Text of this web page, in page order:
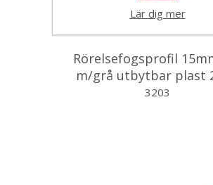
Rörelsefogsprofil
m/grå utbytbar plast
3203
Lär dig mer